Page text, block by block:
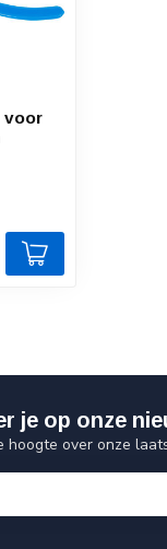
voor
je op onze
hoogte over onze